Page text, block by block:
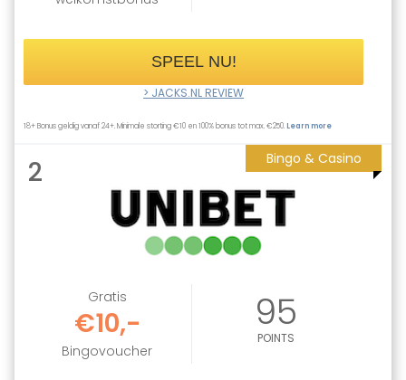
SPEEL NU!
> JACKS.NL REVIEW
18+ Bonus geldig vanaf 24+. Minimale storting €10 en 100% bonus tot max. €250.Learn more
Bingo & Casino
2
Gratis
€10,-
Bingovoucher
95
POINTS